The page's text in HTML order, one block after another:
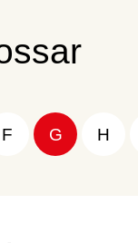
F G H